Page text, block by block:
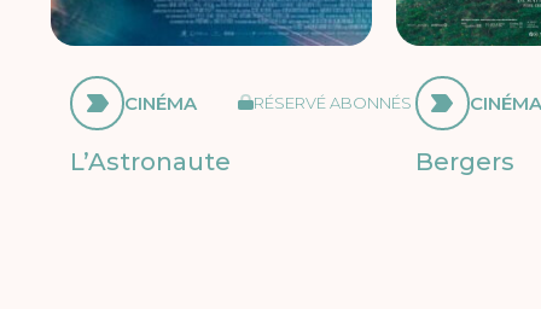
CINÉMA RÉSERVÉ ABONNÉS
L’Astronaute
CINÉMA
Bergers